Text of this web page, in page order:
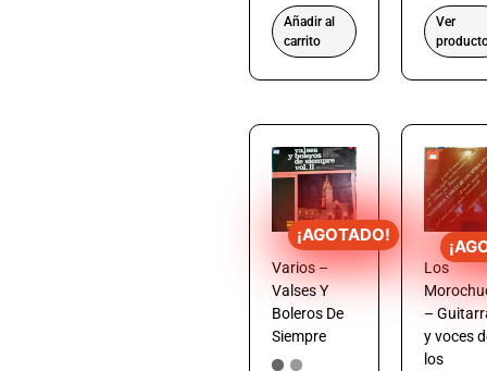
Añadir al
carrito
Ver
¡AGOTADO!
Varios –
Valses Y
Boleros De
Siempre
Los
–
y voces
los